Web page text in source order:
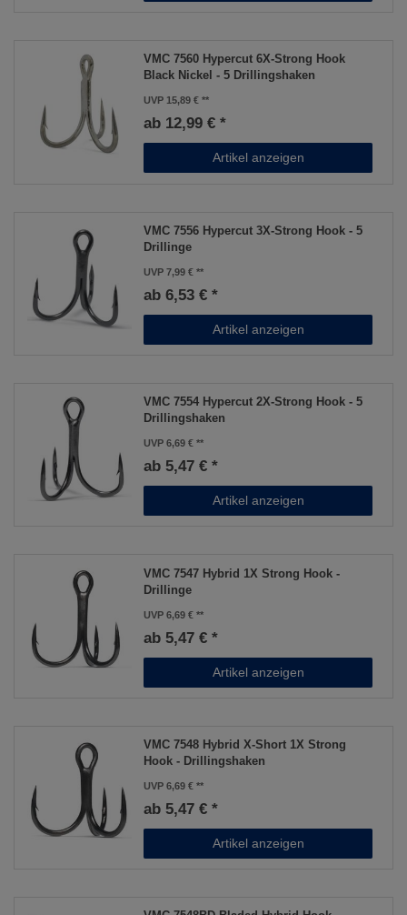
VMC 7560 Hypercut 6X-Strong Hook
Black Nickel - 5 Drillingshaken
UVP 15,89 €
ab 12,99 € *
Artikel anzeigen
VMC 7556 Hypercut 3X-Strong Hook - 5
Drillinge
UVP 7,99 €
ab 6,53 € *
Artikel anzeigen
VMC 7554 Hypercut 2X-Strong Hook - 5
Drillingshaken
UVP 6,69 €
ab 5,47 € *
Artikel anzeigen
VMC 7547 Hybrid 1X Strong Hook -
Drillinge
UVP 6,69 €
ab 5,47 € *
Artikel anzeigen
VMC 7548 Hybrid X-Short 1X Strong
Hook - Drillingshaken
UVP 6,69 €
ab 5,47 € *
Artikel anzeigen